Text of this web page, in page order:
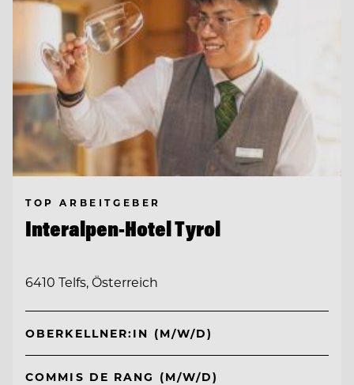
TOP ARBEITGEBER
Interalpen-Hotel Tyrol
6410 Telfs, Österreich
OBERKELLNER:IN (M/W/D)
COMMIS DE RANG (M/W/D)